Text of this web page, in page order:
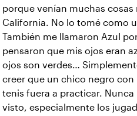
porque venían muchas cosas
California. No lo tomé como
También me llamaron Azul
pensaron que mis ojos eran
ojos son verdes…
creer que un chico negro con
tenis fuera a practicar. Nunca
visto, especialmente los